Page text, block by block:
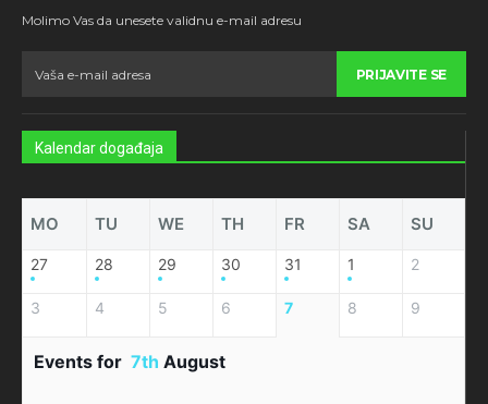
Molimo Vas da unesete validnu e-mail adresu
PRIJAVITE SE
Kalendar događaja
MO TU WE TH FR SA SU
27 28 29 30 31 1 2
3 4 5 6 7 8 9
Events for 7th August